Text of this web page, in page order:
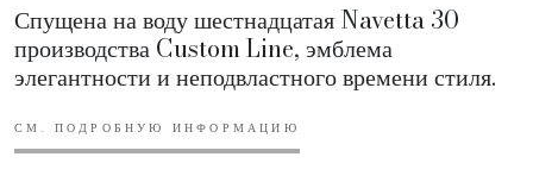
Спущена на воду шестнадцатая Navetta 30
производства Custom Line, эмблема
элегантности и неподвластного времени стиля.
СМ. ПОДРОБНУЮ ИНФОРМАЦИЮ